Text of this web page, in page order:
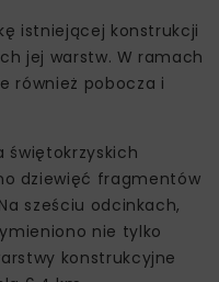
istniejącej konstrukcji
jej warstw. W ramach
również pobocza i
świętokrzyskich
dziewięć fragmentów
sześciu odcinkach,
nie tylko
konstrukcyjne